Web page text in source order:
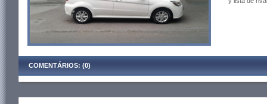
COMENTÁRIOS: (0)